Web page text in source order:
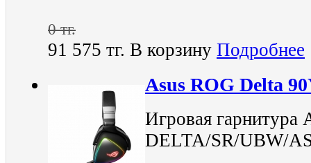
0 тг.
91 575 тг. В корзину Подробнее
Asus ROG Delta
Игровая гарнитура
DELTA/SR/UBW/